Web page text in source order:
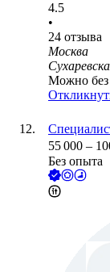
4.5
•
24 отзыва
Москва
Можно без
55 000 –
Без опыта